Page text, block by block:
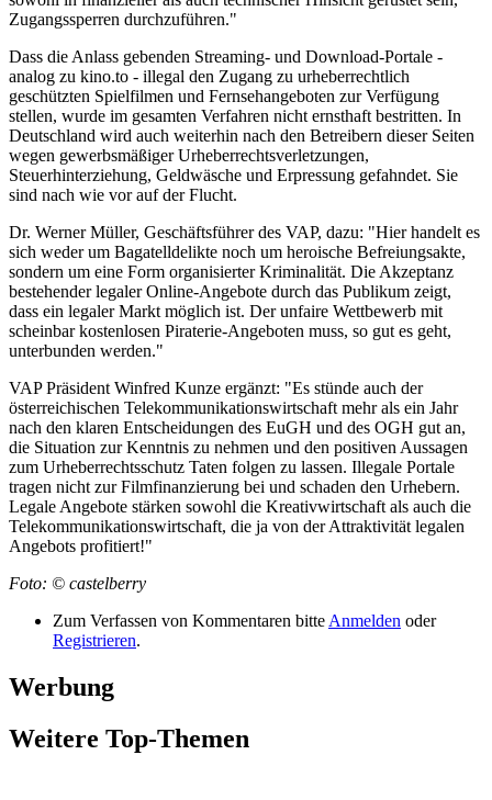
Zugangssperren durchzuführen."
Dass die Anlass gebenden Streaming- und Download-Portale -
analog zu kino.to - illegal den Zugang zu urheberrechtlich
geschützten Spielfilmen und Fernsehangeboten zur Verfügung
stellen, wurde im gesamten Verfahren nicht ernsthaft bestritten. In
Deutschland wird auch weiterhin nach den Betreibern dieser Seiten
wegen gewerbsmäßiger Urheberrechtsverletzungen,
Steuerhinterziehung, Geldwäsche und Erpressung gefahndet. Sie
sind nach wie vor auf der Flucht.
Dr. Werner Müller, Geschäftsführer des VAP, dazu: "Hier handelt es
sich weder um Bagatelldelikte noch um heroische Befreiungsakte,
sondern um eine Form organisierter Kriminalität. Die Akzeptanz
bestehender legaler Online-Angebote durch das Publikum zeigt,
dass ein legaler Markt möglich ist. Der unfaire Wettbewerb mit
scheinbar kostenlosen Piraterie-Angeboten muss, so gut es geht,
unterbunden werden."
VAP Präsident Winfred Kunze ergänzt: "Es stünde auch der
österreichischen Telekommunikationswirtschaft mehr als ein Jahr
nach den klaren Entscheidungen des EuGH und des OGH gut an,
die Situation zur Kenntnis zu nehmen und den positiven Aussagen
zum Urheberrechtsschutz Taten folgen zu lassen. Illegale Portale
tragen nicht zur Filmfinanzierung bei und schaden den Urhebern.
Legale Angebote stärken sowohl die Kreativwirtschaft als auch die
Telekommunikationswirtschaft, die ja von der Attraktivität legalen
Angebots profitiert!"
Foto: © castelberry
Zum Verfassen von Kommentaren bitte Anmelden oder
Registrieren.
Werbung
Weitere Top-Themen